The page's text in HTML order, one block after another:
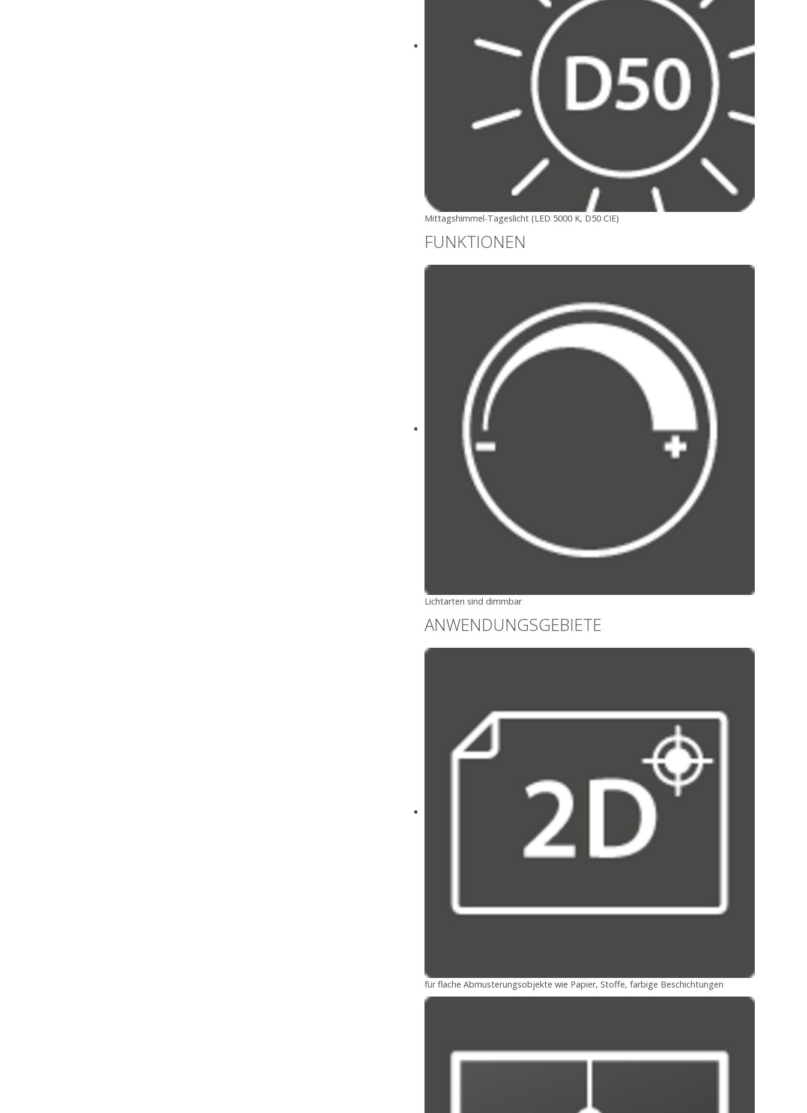
Mittagshimmel-Tageslicht (LED 5000 K, D50 CIE)
FUNKTIONEN
Lichtarten sind dimmbar
ANWENDUNGSGEBIETE
für flache Abmusterungsobjekte wie Papier, Stoffe, farbige Beschichtungen